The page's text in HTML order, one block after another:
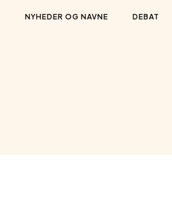
NYHEDER OG NAVNE DEBAT